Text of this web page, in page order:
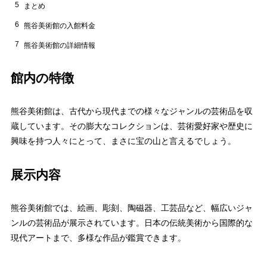
5 まとめ
6 熊谷美術館の入館料金
7 熊谷美術館の詳細情報
館内の特徴
熊谷美術館は、古代から現代までの様々なジャンルの芸術品を収
蔵しています。その膨大なコレクションは、芸術愛好家や歴史に
興味を持つ人々にとって、まさに宝の山と言えるでしょう。
展示内容
熊谷美術館では、絵画、彫刻、陶磁器、工芸品など、幅広いジャ
ンルの芸術品が展示されています。日本の伝統美術から国際的な
現代アートまで、多様な作品が鑑賞できます。